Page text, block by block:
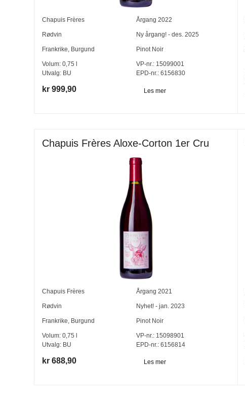
Chapuis Frères Årgang 2022
Rødvin Ny årgang! - des. 2025
Frankrike, Burgund Pinot Noir
Volum:0,75
Utvalg: BU
VP-nr.:15099001
EPD-nr.: 6156830
kr 999,90 Les mer
Chapuis Frères Aloxe-Corton 1er Cru
Chapuis Frères Årgang 2021
Rødvin Nyhet! - jan. 2023
Frankrike, Burgund Pinot Noir
Volum:0,75
Utvalg: BU
VP-nr.:15098901
EPD-nr.: 6156814
kr 688,90 Les mer